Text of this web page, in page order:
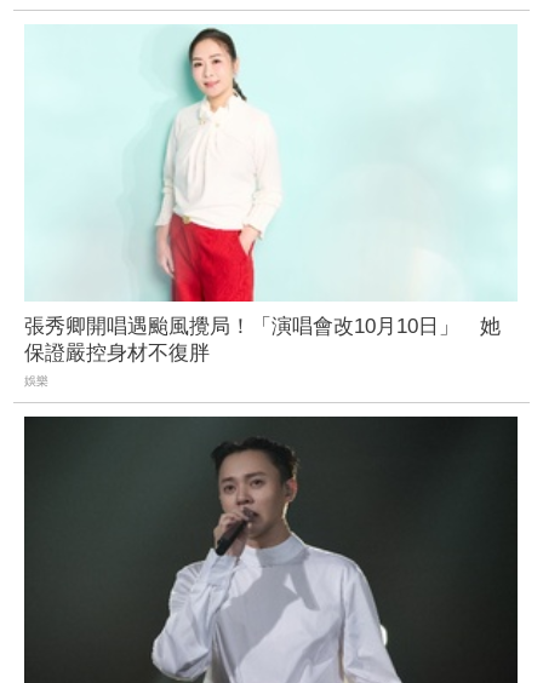
張秀卿開唱遇颱風攪局！「演唱會改10月10日」 她
保證嚴控身材不復胖
娛樂